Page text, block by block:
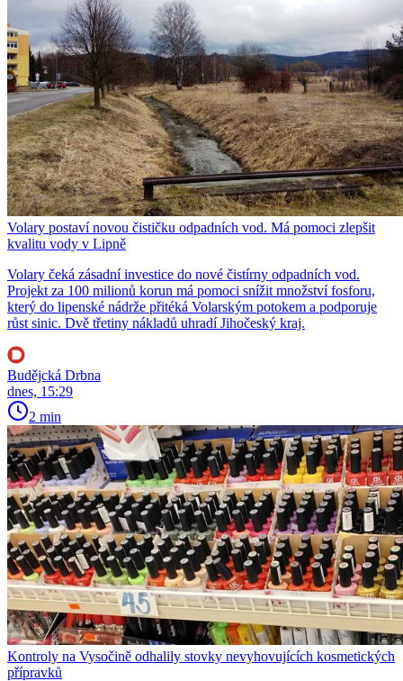
Volary postaví novou čističku odpadních vod. Má pomoci zlepšit
kvalitu vody v Lipně
Volary čeká zásadní investice do nové čistírny odpadních vod.
Projekt za 100 milionů korun má pomoci snížit množství fosforu,
který do lipenské nádrže přitéká Volarským potokem a podporuje
růst sinic. Dvě třetiny nákladů uhradí Jihočeský kraj.
Budějcká Drbna
dnes, 15:29
2 min
Kontroly na Vysočině odhalily stovky nevyhovujících kosmetických
přípravků